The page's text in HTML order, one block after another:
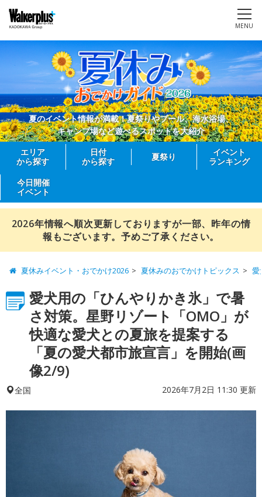
MENU
夏のイベント情報が満載！夏祭りやプール、海水浴場、
キャンプ場など遊べるスポットを大紹介
エリア
から探す
日付
から探す
夏祭り
イベント
ランキング
今日開催
イベント
2026年情報へ順次更新しておりますが一部、昨年の情
報もございます。予めご了承ください。
夏休みイベント・おでかけ2026 夏休みのおでかけトピックス 愛
愛犬用の「ひんやりかき氷」で暑
さ対策。星野リゾート「OMO」が
快適な愛犬との夏旅を提案する
「夏の愛犬都市旅宣言」を開始(画
像2/9)
全国 2026年7月2日 11:30 更新